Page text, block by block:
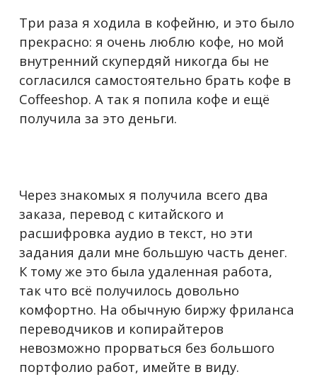
Три раза я ходила в кофейню, и это было
прекрасно: я очень люблю кофе, но мой
внутренний скупердяй никогда бы не
согласился самостоятельно брать кофе в
Coffeeshop. А так я попила кофе и ещё
получила за это деньги.
Через знакомых я получила всего два
заказа, перевод с китайского и
расшифровка аудио в текст, но эти
задания дали мне большую часть денег.
К тому же это была удаленная работа,
так что всё получилось довольно
комфортно. На обычную биржу фриланса
переводчиков и копирайтеров
невозможно прорваться без большого
портфолио работ, имейте в виду.